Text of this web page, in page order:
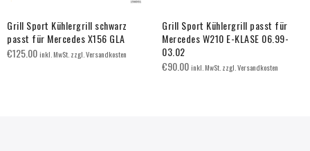
Grill Sport Kühlergrill schwarz
passt für Mercedes X156 GLA
€125.00inkl. MwSt. zzgl. Versandkosten
Grill Sport Kühlergrill passt für
Mercedes W210 E-KLASE 06.99-
03.02
€90.00inkl. MwSt. zzgl. Versandkosten